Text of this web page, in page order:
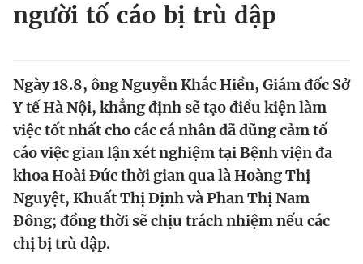
Tin thị trường Tin 360
Video Magazine
Sản phẩm khác
Tin đã lưu
Đăng xuất
người tố cáo bị trù dập
Ngày 18.8, ông Nguyễn Khắc Hiền, Giám đốc Sở
Y tế Hà Nội, khẳng định sẽ tạo điều kiện làm
việc tốt nhất cho các cá nhân đã dũng cảm tố
cáo việc gian lận xét nghiệm tại Bệnh viện đa
khoa Hoài Đức thời gian qua là Hoàng Thị
Nguyệt, Khuất Thị Định và Phan Thị Nam
Đông; đồng thời sẽ chịu trách nhiệm nếu các
chị bị trù dập.